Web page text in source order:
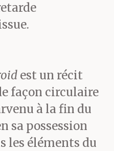
ne le
/, de sa
mélancolie
mauve
les
qui se
est un récit
façon circulaire
à la fin du
sa possession
les éléments du